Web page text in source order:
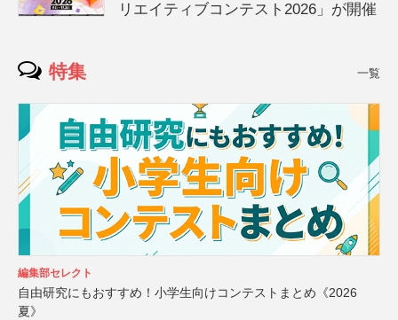
リエイティブコンテスト2026」が開催
特集 一覧
編集部セレクト
自由研究にもおすすめ！小学生向けコンテストまとめ《2026
夏》